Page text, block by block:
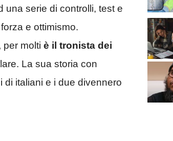
una serie di controlli, test e
e ottimismo.
per molti è il tronista dei
La sua storia con
di italiani e i due divennero